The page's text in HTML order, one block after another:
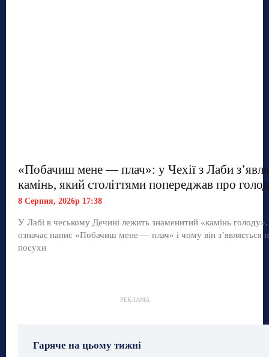
«Побачиш мене — плач»: у Чехії з Лаби
камінь, який століттями попереджав про голод
8 Серпня, 2026р 17:38
У Лабі в чеському Дечині лежить знаменитий «камінь
означає напис «Побачиш мене — плач» і чому він з’являється
посухи
РЕКЛАМА
Гаряче на цьому тижні